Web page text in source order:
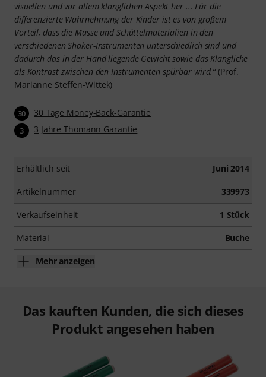
visuellen und vor allem klanglichen Aspekt her ... Für die
differenzierte Wahrnehmung der Kinder ist es von großem
Vorteil, dass die Masse und Schüttelmaterialien in den
verschiedenen Shaker-Instrumenten unterschiedlich sind und
dadurch das in der Hand liegende Gewicht sowie das Klangliche
als Kontrast zwischen den Instrumenten spürbar wird.“(Prof.
Marianne Steffen-Wittek)
30 30 Tage Money-Back-Garantie
3 3 Jahre Thomann Garantie
Erhältlich seit Juni 2014
Artikelnummer 339973
Verkaufseinheit 1 Stück
Material Buche
Mehr anzeigen
Das kauften Kunden, die sich dieses
Produkt angesehen haben